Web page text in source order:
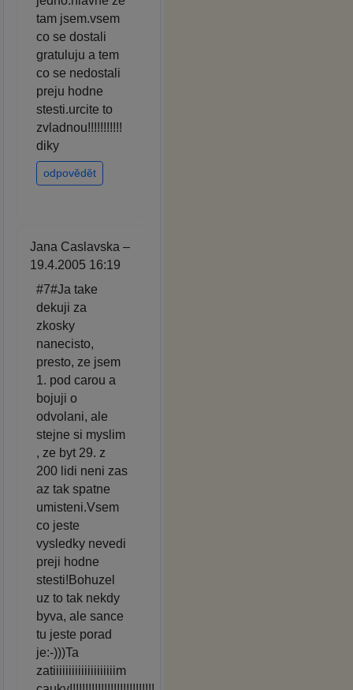
tam jsem.vsem
co se dostali
gratuluju a tem
co se nedostali
preju hodne
stesti.urcite to
zvladnou!!!!!!!!!!!
diky
odpovědět
Jana Caslavska –
19.4.2005 16:19
#7#Ja take
dekuji za
zkosky
nanecisto,
presto, ze jsem
1. pod carou a
bojuji o
odvolani, ale
stejne si myslim
, ze byt 29. z
200 lidi neni zas
az tak spatne
umisteni.Vsem
co jeste
vysledky nevedi
preji hodne
stesti!Bohuzel
uz to tak nekdy
byva, ale sance
tu jeste porad
je:-)))Ta
zatiiiiiiiiiiiiiiiiiiiim